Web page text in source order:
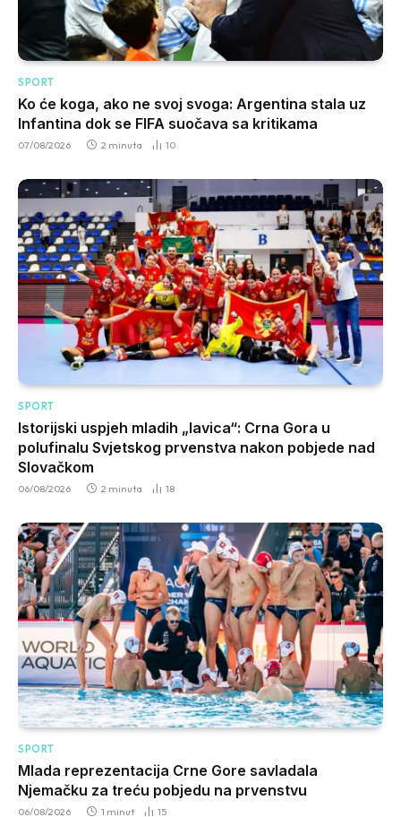
SPORT
Ko će koga, ako ne svoj svoga: Argentina stala uz
Infantina dok se FIFA suočava sa kritikama
07/08/2026 2 minuta 10
SPORT
Istorijski uspjeh mladih „lavica“: Crna Gora u
polufinalu Svjetskog prvenstva nakon pobjede nad
Slovačkom
06/08/2026 2 minuta 18
SPORT
Mlada reprezentacija Crne Gore savladala
Njemačku za treću pobjedu na prvenstvu
06/08/2026 1 minut 15